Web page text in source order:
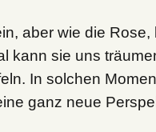
aber wie die Rose,
kann sie uns
In solchen
ganz neue